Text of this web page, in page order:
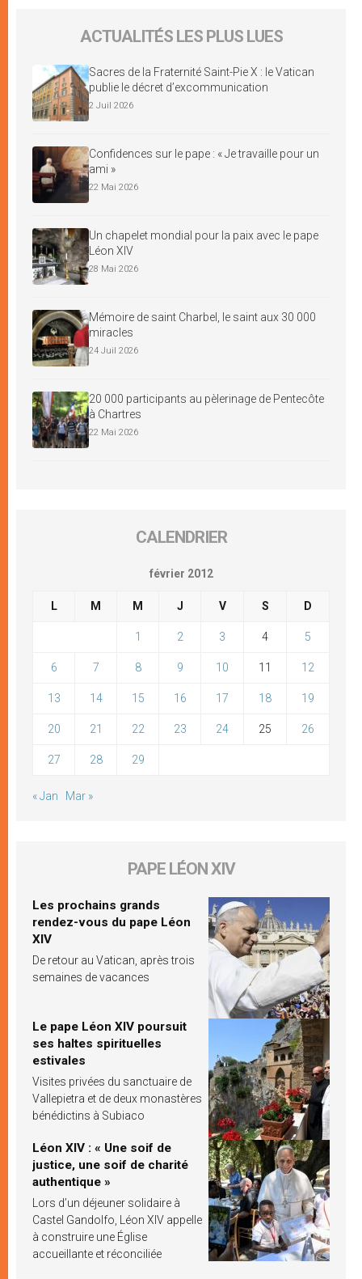
ACTUALITÉS LES PLUS LUES
Sacres de la Fraternité Saint-Pie X : le Vatican
publie le décret d’excommunication
2 Juil 2026
Confidences sur le pape : « Je travaille pour un
ami »
22 Mai 2026
Un chapelet mondial pour la paix avec le pape
Léon XIV
28 Mai 2026
Mémoire de saint Charbel, le saint aux 30 000
miracles
24 Juil 2026
20 000 participants au pèlerinage de Pentecôte
à Chartres
22 Mai 2026
CALENDRIER
février 2012
L M M J V S D
1 2 3 4 5
6 7 8 9 10 11 12
13 14 15 16 17 18 19
20 21 22 23 24 25 26
27 28 29
« Jan Mar »
PAPE LÉON XIV
Les prochains grands
rendez-vous du pape Léon
XIV
De retour au Vatican, après trois
semaines de vacances
Le pape Léon XIV poursuit
ses haltes spirituelles
estivales
Visites privées du sanctuaire de
Vallepietra et de deux monastères
bénédictins à Subiaco
Léon XIV : « Une soif de
justice, une soif de charité
authentique »
Lors d’un déjeuner solidaire à
Castel Gandolfo, Léon XIV appelle
à construire une Église
accueillante et réconciliée